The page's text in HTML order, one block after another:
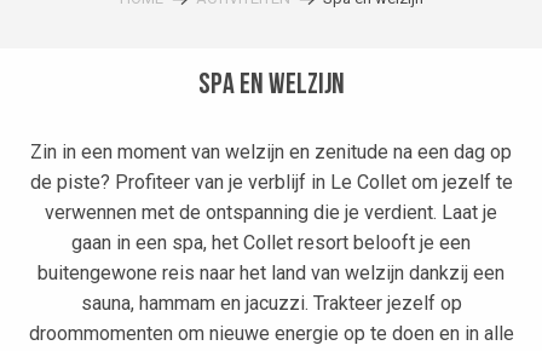
Spa en welzijn
Zin in een moment van welzijn en zenitude na een dag op
de piste? Profiteer van je verblijf in Le Collet om jezelf te
verwennen met de ontspanning die je verdient. Laat je
gaan in een spa, het Collet resort belooft je een
buitengewone reis naar het land van welzijn dankzij een
sauna, hammam en jacuzzi. Trakteer jezelf op
droommomenten om nieuwe energie op te doen en in alle